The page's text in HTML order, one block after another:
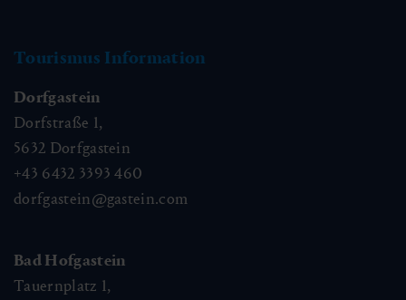
Tourismus Information
Dorfgastein
Dorfstraße 1,
5632 Dorfgastein
+43 6432 3393 460
dorfgastein@gastein.com
Bad Hofgastein
Tauernplatz 1,